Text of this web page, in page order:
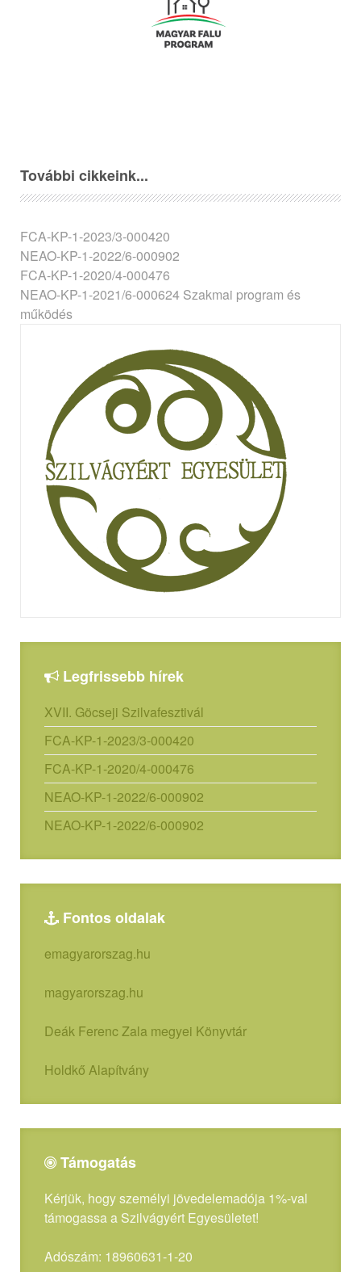
További cikkeink...
FCA-KP-1-2023/3-000420
NEAO-KP-1-2022/6-000902
FCA-KP-1-2020/4-000476
NEAO-KP-1-2021/6-000624 Szakmai program és
működés
Legfrissebb hírek
XVII. Göcseji Szilvafesztivál
FCA-KP-1-2023/3-000420
FCA-KP-1-2020/4-000476
NEAO-KP-1-2022/6-000902
NEAO-KP-1-2022/6-000902
Fontos oldalak
emagyarorszag.hu
magyarorszag.hu
Deák Ferenc Zala megyei Könyvtár
Holdkő Alapítvány
Támogatás
Kérjük, hogy személyi jövedelemadója 1%-val
támogassa a Szilvágyért Egyesületet!
Adószám: 18960631-1-20